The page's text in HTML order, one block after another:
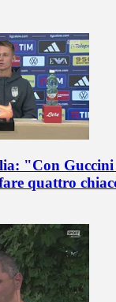
"Con
quattro